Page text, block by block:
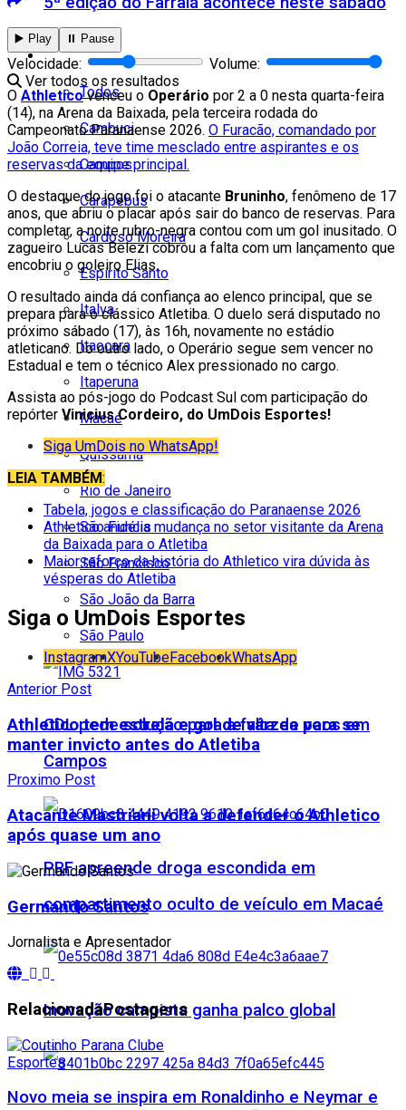
Cidades
Todos
Cambuci
Campos
Carapebus
Cardoso Moreira
Espírito Santo
Italva
Itaocara
Itaperuna
Macaé
Quissamã
Rio de Janeiro
São Fidélis
São Francisco
São João da Barra
São Paulo
CDL pede solução para a falta de voos em
Campos
PRF apreende droga escondida em
compartimento oculto de veículo em Macaé
Inovação campista ganha palco global
Ver todos os resultados
▶️ Play ⏸️ Pause
Velocidade:
Volume:
O Athleticovenceu o Operário por 2 a 0 nesta quarta-feira
(14), na Arena da Baixada, pela terceira rodada do
Campeonato Paranaense 2026. O Furacão, comandado por
João Correia, teve time mesclado entre aspirantes e os
reservas da equipe principal.
O destaque do jogo foi o atacante Bruninho, fenômeno de 17
anos, que abriu o placar após sair do banco de reservas. Para
completar, a noite rubro-negra contou com um gol inusitado. O
zagueiro Lucas Belezi cobrou a falta com um lançamento que
encobriu o goleiro Elias.
O resultado ainda dá confiança ao elenco principal, que se
prepara para o clássico Atletiba. O duelo será disputado no
próximo sábado (17), às 16h, novamente no estádio
atleticano. Do outro lado, o Operário segue sem vencer no
Estadual e tem o técnico Alex pressionado no cargo.
Assista ao pós-jogo do Podcast Sul com participação do
repórter Vinicius Cordeiro, do UmDois Esportes!
Siga UmDois no WhatsApp!
LEIA TAMBÉM:
Tabela, jogos e classificação do Paranaense 2026
Athletico anuncia mudança no setor visitante da Arena
da Baixada para o Atletiba
Maior reforço da história do Athletico vira dúvida às
vésperas do Atletiba
Siga o UmDois Esportes
InstagramXYouTubeFacebookWhatsApp
Anterior Post
Athletico tem estrela e gol de várzea para se
manter invicto antes do Atletiba
Proximo Post
Atacante Mastriani volta a defender o Athletico
após quase um ano
Germando Santos
Jornalista e Apresentador
RelacionadaPostagens
Esportes
Novo meia se inspira em Ronaldinho e Neymar e